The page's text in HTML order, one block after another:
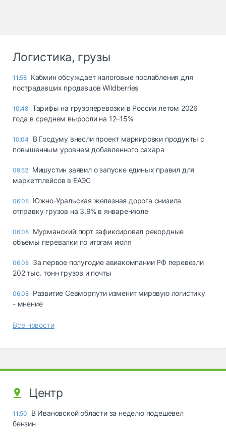
Логистика, грузы
11:58 Кабмин обсуждает налоговые послабления для
пострадавших продавцов Wildberries
10:48 Тарифы на грузоперевозки в России летом 2026
года в среднем выросли на 12–15%
10:04
В Госдуму внесли проект маркировки продукты с
повышенным уровнем добавленного сахара
09:52 Мишустин заявил о запуске единых правил для
маркетплейсов в ЕАЭС
06.08 Южно-Уральская железная дорога снизила
отправку грузов на 3,9% в январе-июле
06.08 Мурманский порт зафиксировал рекордные
объемы перевалки по итогам июля
06.08 За первое полугодие авиакомпании РФ перевезли
202 тыс. тонн грузов и почты
06.08 Развитие Севморпути изменит мировую логистику
- мнение
Все новости
Центр
11:50
В Ивановской области за неделю подешевел
бензин